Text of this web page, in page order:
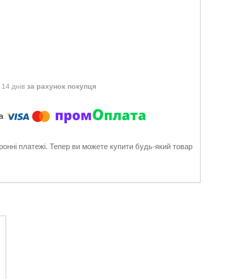
днів за рахунок покупця
платежі. Тепер ви можете купити будь-який товар